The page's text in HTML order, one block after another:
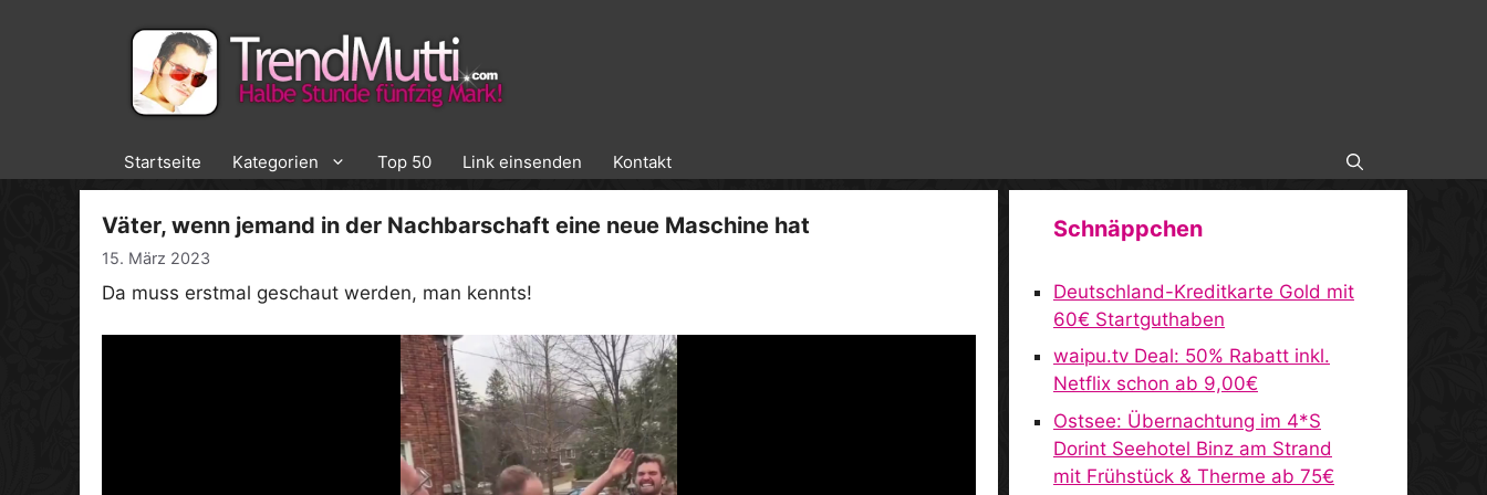
Startseite Kategorien Top 50 Link einsenden Kontakt
Väter, wenn jemand in der Nachbarschaft eine neue Maschine hat
15. März 2023
Da muss erstmal geschaut werden, man kennts!
Schnäppchen
Deutschland-Kreditkarte Gold mit
60€ Startguthaben
waipu.tv Deal: 50% Rabatt inkl.
Netflix schon ab 9,00€
Ostsee: Übernachtung im 4*S
Dorint Seehotel Binz am Strand
mit Frühstück & Therme ab 75€